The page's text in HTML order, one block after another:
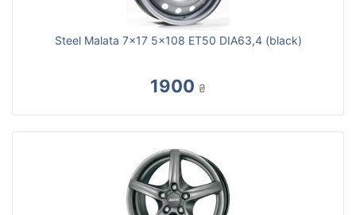
Steel Malata 7x17 5x108 ET50 DIA63,4 (black)
1900 ₴